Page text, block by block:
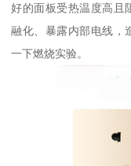
好的面板受热温度高且
融化、暴露内部电线，
一下燃烧实验。